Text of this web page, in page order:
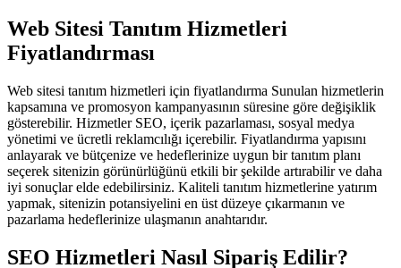
Web Sitesi Tanıtım Hizmetleri
Fiyatlandırması
Web sitesi tanıtım hizmetleri için fiyatlandırma Sunulan hizmetlerin
kapsamına ve promosyon kampanyasının süresine göre değişiklik
gösterebilir. Hizmetler SEO, içerik pazarlaması, sosyal medya
yönetimi ve ücretli reklamcılığı içerebilir. Fiyatlandırma yapısını
anlayarak ve bütçenize ve hedeflerinize uygun bir tanıtım planı
seçerek sitenizin görünürlüğünü etkili bir şekilde artırabilir ve daha
iyi sonuçlar elde edebilirsiniz. Kaliteli tanıtım hizmetlerine yatırım
yapmak, sitenizin potansiyelini en üst düzeye çıkarmanın ve
pazarlama hedeflerinize ulaşmanın anahtarıdır.
SEO Hizmetleri Nasıl Sipariş Edilir?